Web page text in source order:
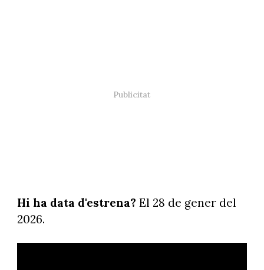
Hi ha data d'estrena? El 28 de gener del
2026.